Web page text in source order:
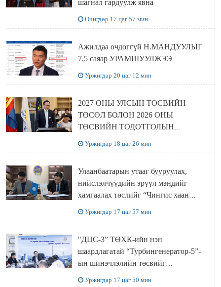
шагнал гардуулж явна
Өчигдөр 17 цаг 57 мин
Ажилдаа очдоггүй Н.МАНДУУЛЫГ
7,5 саяар УРАМШУУЛЖЭЭ
Уржигдар 20 цаг 12 мин
2027 ОНЫ УЛСЫН ТӨСВИЙН
ТӨСӨЛ БОЛОН 2026 ОНЫ
ТӨСВИЙН ТОДОТГОЛЫН
Уржигдар 18 цаг 26 мин
Улаанбаатарын утааг бууруулах,
нийслэлчүүдийн эрүүл мэндийг
хамгаалах төслийг “Чингис хаан
Уржигдар 17 цаг 57 мин
"ДЦС-3” ТӨХК-ийн нэн
шаардлагатай “Турбингенератор-5”-
ын шинэчлэлийн төсвийг
Уржигдар 17 цаг 50 мин